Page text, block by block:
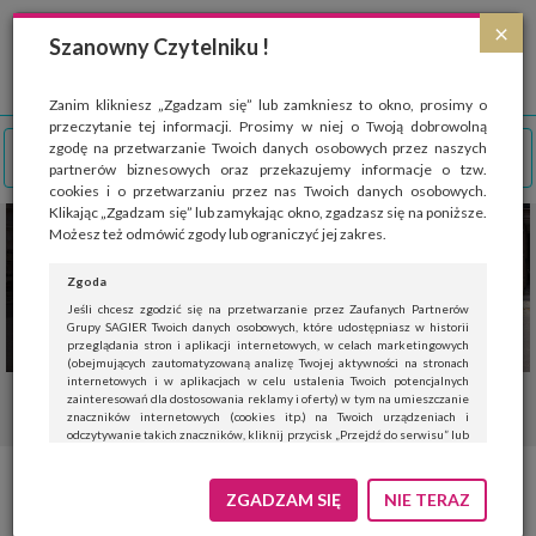
×
Szanowny Czytelniku !
Zanim klikniesz „Zgadzam się” lub zamkniesz to okno, prosimy o
przeczytanie tej informacji. Prosimy w niej o Twoją dobrowolną
zgodę na przetwarzanie Twoich danych osobowych przez naszych
partnerów biznesowych oraz przekazujemy informacje o tzw.
cookies i o przetwarzaniu przez nas Twoich danych osobowych.
Klikając „Zgadzam się” lub zamykając okno, zgadzasz się na poniższe.
Możesz też odmówić zgody lub ograniczyć jej zakres.
Zgoda
Jeśli chcesz zgodzić się na przetwarzanie przez Zaufanych Partnerów
Grupy SAGIER Twoich danych osobowych, które udostępniasz w historii
przeglądania stron i aplikacji internetowych, w celach marketingowych
(obejmujących zautomatyzowaną analizę Twojej aktywności na stronach
internetowych i w aplikacjach w celu ustalenia Twoich potencjalnych
zainteresowań dla dostosowania reklamy i oferty) w tym na umieszczanie
znaczników internetowych (cookies itp.) na Twoich urządzeniach i
odczytywanie takich znaczników, kliknij przycisk „Przejdź do serwisu” lub
Jeśli nie chcesz wyrazić zgody, kliknij „Nie teraz”.
Wyrażenie zgody jest dobrowolne. Możesz edytować zakres zgody, w tym
ZGADZAM SIĘ NIE TERAZ
Strona wykorzystuje pliki cookies, które służą głównie do celów statystycznych.
Wyrażając zgodę na używanie 'cookies', zezwalasz na zapisanie ich w pamięci
przeglądarki. Przejdź do
polityki cookies
Idziemy z dzieckiem na spacer –